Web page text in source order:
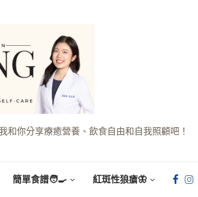
和你分享療癒營養、飲食自由和自我照顧吧！
簡單食譜🧑‍🍳 紅斑性狼瘡🦋